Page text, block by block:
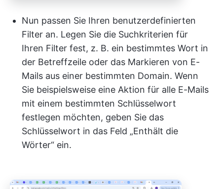
Nun passen Sie Ihren benutzerdefinierten
Filter an. Legen Sie die Suchkriterien für
Ihren Filter fest, z. B. ein bestimmtes Wort in
der Betreffzeile oder das Markieren von E-
Mails aus einer bestimmten Domain. Wenn
Sie beispielsweise eine Aktion für alle E-Mails
mit einem bestimmten Schlüsselwort
festlegen möchten, geben Sie das
Schlüsselwort in das Feld „Enthält die
Wörter“ ein.